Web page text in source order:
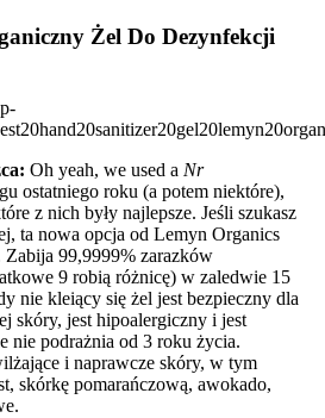
Żel Do Dezynfekcji
Oh yeah, we used a Nr
ostatniego roku (a potem niektóre),
z nich były najlepsze. Jeśli szukasz
ta nowa opcja od Lemyn Organics
Zabija 99,9999% zarazków
9 robią różnicę) w zaledwie 15
nie kleiący się żel jest bezpieczny dla
skóry, jest hipoalergiczny i jest
nie podrażnia od 3 roku życia.
i naprawcze skóry, w tym
skórkę pomarańczową, awokado,